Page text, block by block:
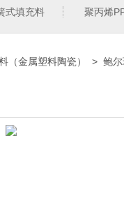
式填充料 聚丙烯
（金属塑料陶瓷） > 鲍